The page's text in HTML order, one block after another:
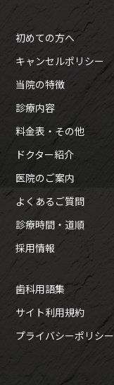
初めての方へ
キャンセルポリシー
当院の特徴
診療内容
料金表・その他
ドクター紹介
医院のご案内
よくあるご質問
診療時間・道順
採用情報
歯科用語集
サイト利用規約
プライバシーポリシー